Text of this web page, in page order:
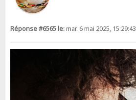
Réponse #6565 le:mar. 6 mai 2025, 15:29:43